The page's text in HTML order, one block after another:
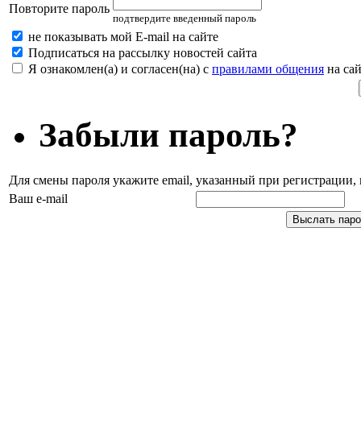
Повторите пароль
подтвердите введенный пароль
не показывать мой E-mail на сайте
Подписаться на рассылку новостей сайта
Я ознакомлен(а) и согласен(на) с правилами общения на
Забыли пароль?
Для смены пароля укажите email, указанный при
Ваш e-mail